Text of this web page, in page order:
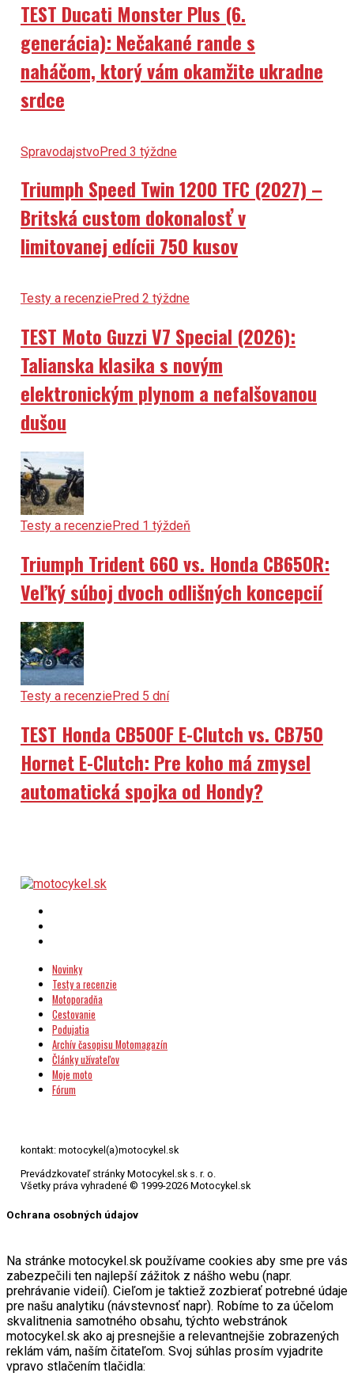
TEST Ducati Monster Plus (6.
generácia): Nečakané rande s
naháčom, ktorý vám okamžite ukradne
srdce
SpravodajstvoPred 3 týždne
Triumph Speed Twin 1200 TFC (2027) –
Britská custom dokonalosť v
limitovanej edícii 750 kusov
Testy a recenziePred 2 týždne
TEST Moto Guzzi V7 Special (2026):
Talianska klasika s novým
elektronickým plynom a nefalšovanou
dušou
Testy a recenziePred 1 týždeň
Triumph Trident 660 vs. Honda CB650R:
Veľký súboj dvoch odlišných koncepcií
Testy a recenziePred 5 dní
TEST Honda CB500F E-Clutch vs. CB750
Hornet E-Clutch: Pre koho má zmysel
automatická spojka od Hondy?
Novinky
Testy a recenzie
Motoporadňa
Cestovanie
Podujatia
Archív časopisu Motomagazín
Články užívateľov
Moje moto
Fórum
kontakt: motocykel(a)motocykel.sk
Prevádzkovateľ stránky Motocykel.sk s. r. o.
Všetky práva vyhradené © 1999-2026 Motocykel.sk
Ochrana osobných údajov
Na stránke motocykel.sk používame cookies aby sme pre vás
zabezpečili ten najlepší zážitok z nášho webu (napr.
prehrávanie videií). Cieľom je taktiež zozbierať potrebné údaje
pre našu analytiku (návstevnosť napr). Robíme to za účelom
skvalitnenia samotného obsahu, týchto webstránok
motocykel.sk ako aj presnejšie a relevantnejšie zobrazených
reklám vám, naším čitateľom. Svoj súhlas prosím vyjadrite
vpravo stlačením tlačidla: